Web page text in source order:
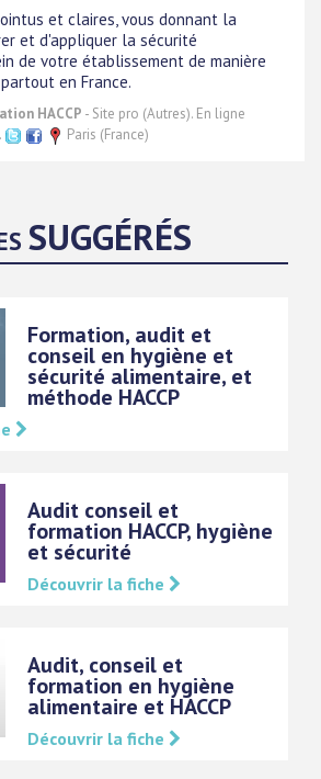
et claires, vous donnant la
et d'appliquer la sécurité
de votre établissement de manière
en France.
HACCP - Site pro (Autres). En ligne
Paris (France)
SUGGÉRÉS
Formation, audit et
conseil en hygiène et
sécurité alimentaire, et
méthode HACCP
Audit conseil et
formation HACCP, hygiène
et sécurité
Découvrir la fiche
Audit, conseil et
formation en hygiène
alimentaire et HACCP
Découvrir la fiche